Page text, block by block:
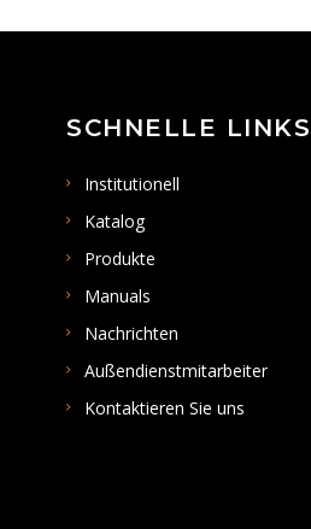
SCHNELLE LINKS
Institutionell
Katalog
Produkte
Manuals
Nachrichten
Außendienstmitarbeiter
Kontaktieren Sie uns